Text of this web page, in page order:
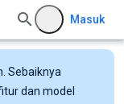
Masuk
Sebaiknya
dan model